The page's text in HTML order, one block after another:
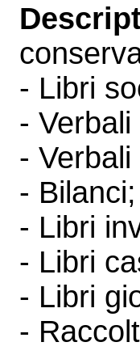
- Libri
-
-
- Bilanci;
- Libri
- Libri
- Libri
-